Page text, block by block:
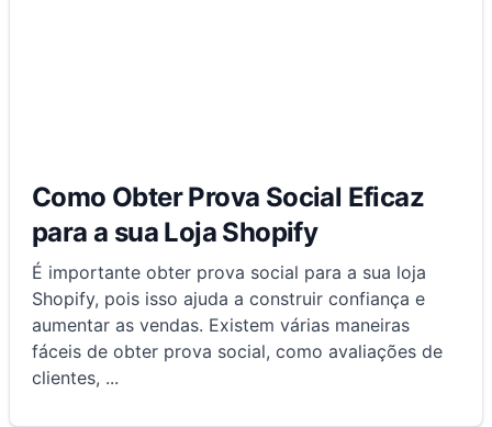
Como Obter Prova Social Eficaz
para a sua Loja Shopify
É importante obter prova social para a sua loja
Shopify, pois isso ajuda a construir confiança e
aumentar as vendas. Existem várias maneiras
fáceis de obter prova social, como avaliações de
clientes, ...